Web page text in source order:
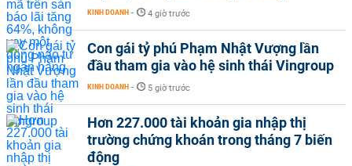
KINH DOANH - 4 giờ trước
Con gái tỷ phú Phạm Nhật Vượng lần
đầu tham gia vào hệ sinh thái Vingroup
KINH DOANH - 5 giờ trước
Hơn 227.000 tài khoản gia nhập thị
trường chứng khoán trong tháng 7 biến
động